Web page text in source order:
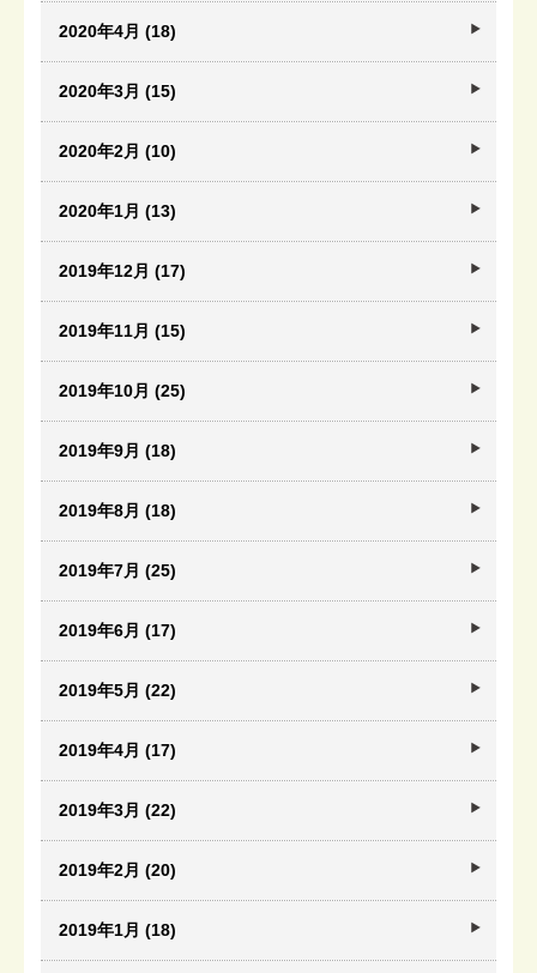
2020年4月 (18)
2020年3月 (15)
2020年2月 (10)
2020年1月 (13)
2019年12月 (17)
2019年11月 (15)
2019年10月 (25)
2019年9月 (18)
2019年8月 (18)
2019年7月 (25)
2019年6月 (17)
2019年5月 (22)
2019年4月 (17)
2019年3月 (22)
2019年2月 (20)
2019年1月 (18)